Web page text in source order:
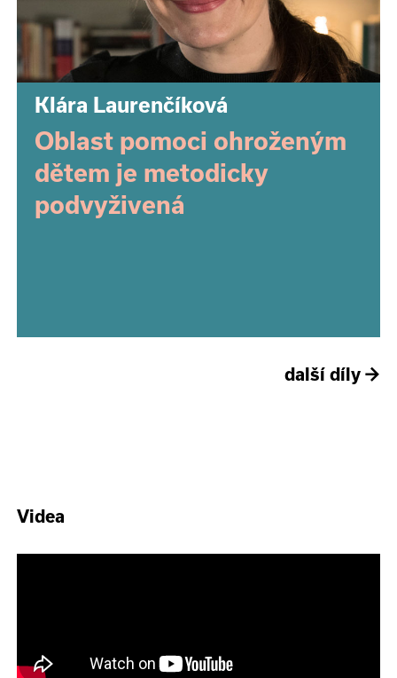
Klára Laurenčíková
Oblast pomoci ohroženým
dětem je metodicky
podvyživená
další díly →
Videa